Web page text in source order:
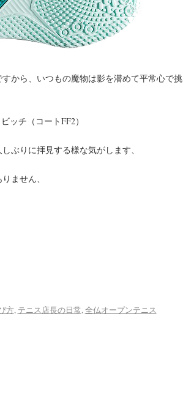
から、いつもの魔物は影を潜めて平常心で挑
ッチ（コートFF2）
ぶりに拝見する様な気がします、
ません、
方, テニス店長の日常,全仏オープンテニス